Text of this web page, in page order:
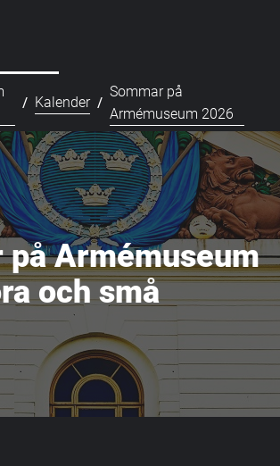
/ Kalender /
Sommar på
Armémuseum 2026
på Armémuseum
och små